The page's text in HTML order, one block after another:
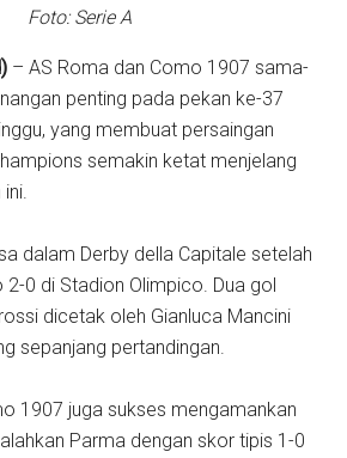
Foto: Serie A
– AS Roma dan Como 1907 sama-
penting pada pekan ke-37
yang membuat persaingan
semakin ketat menjelang
dalam Derby della Capitale setelah
2-0 di Stadion Olimpico. Dua gol
dicetak oleh Gianluca Mancini
sepanjang pertandingan.
1907 juga sukses mengamankan
Parma dengan skor tipis 1-0